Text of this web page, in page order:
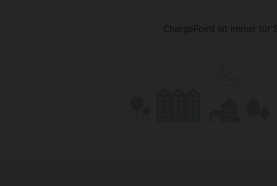
ChargePoint ist immer für